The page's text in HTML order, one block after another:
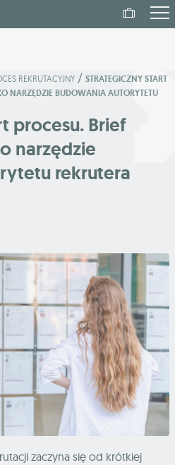
REKRUTACYJNY / STRATEGICZNY START
NARZĘDZIE BUDOWANIA AUTORYTETU
procesu. Brief
narzędzie
rekrutera
zaczyna się od krótkiej